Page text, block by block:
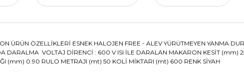
ÜRÜN ÖZELLİKLERİ ESNEK HALOJEN FREE - ALEV YÜRÜTMEYEN YANMA
DARALMA VOLTAJ DİRENCİ : 600 V ISI İLE DARALAN MAKARON KESİT
(mm) 0.90 RULO METRAJI (mt) 50 KOLİ MİKTARI (mt) 600 RENK SİYAH